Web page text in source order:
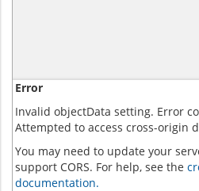
Error
Invalid objectData setting. Error
Attempted to access cross-origin
You may need to update your
support CORS. For help, see the
documentation.